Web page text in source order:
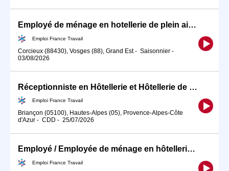
Employé de ménage en hotellerie de plein air (H/F)
Emploi France Travail
Corcieux (88430), Vosges (88), Grand Est- Saisonnier -
03/08/2026
Réceptionniste en Hôtellerie et Hôtellerie de Plein Air (H/F)
Emploi France Travail
Briançon (05100), Hautes-Alpes (05), Provence-Alpes-Côte
d'Azur - CDD - 25/07/2026
Employé / Employée de ménage en hôtellerie de plein air (H/F)
Emploi France Travail